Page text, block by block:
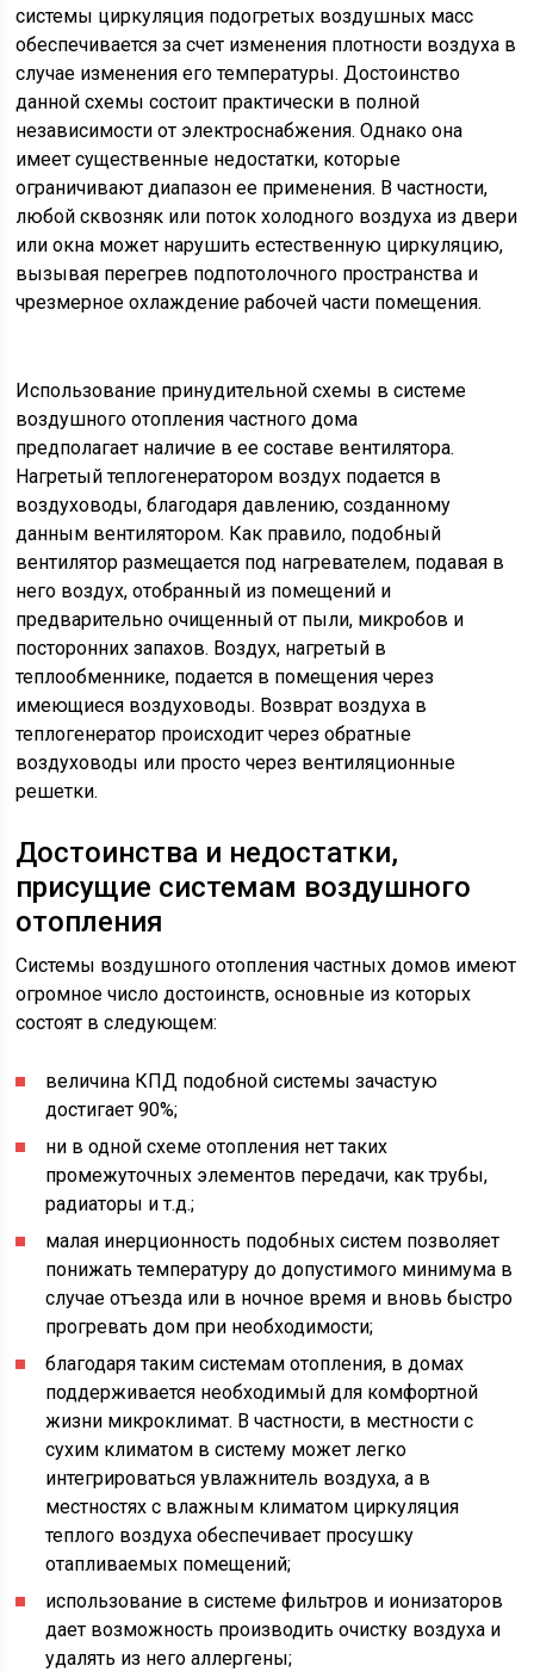
системы циркуляция подогретых воздушных масс
обеспечивается за счет изменения плотности воздуха в
случае изменения его температуры. Достоинство
данной схемы состоит практически в полной
независимости от электроснабжения. Однако она
имеет существенные недостатки, которые
ограничивают диапазон ее применения. В частности,
любой сквозняк или поток холодного воздуха из двери
или окна может нарушить естественную циркуляцию,
вызывая перегрев подпотолочного пространства и
чрезмерное охлаждение рабочей части помещения.
Использование принудительной схемы в системе
воздушного отопления частного дома
предполагает наличие в ее составе вентилятора.
Нагретый теплогенератором воздух подается в
воздуховоды, благодаря давлению, созданному
данным вентилятором. Как правило, подобный
вентилятор размещается под нагревателем, подавая в
него воздух, отобранный из помещений и
предварительно очищенный от пыли, микробов и
посторонних запахов. Воздух, нагретый в
теплообменнике, подается в помещения через
имеющиеся воздуховоды. Возврат воздуха в
теплогенератор происходит через обратные
воздуховоды или просто через вентиляционные
решетки.
Достоинства и недостатки,
присущие системам воздушного
отопления
Системы воздушного отопления частных домов имеют
огромное число достоинств, основные из которых
состоят в следующем:
величина КПД подобной системы зачастую
достигает 90%;
ни в одной схеме отопления нет таких
промежуточных элементов передачи, как трубы,
радиаторы и т.д.;
малая инерционность подобных систем позволяет
понижать температуру до допустимого минимума в
случае отъезда или в ночное время и вновь быстро
прогревать дом при необходимости;
благодаря таким системам отопления, в домах
поддерживается необходимый для комфортной
жизни микроклимат. В частности, в местности с
сухим климатом в систему может легко
интегрироваться увлажнитель воздуха, а в
местностях с влажным климатом циркуляция
теплого воздуха обеспечивает просушку
отапливаемых помещений;
использование в системе фильтров и ионизаторов
дает возможность производить очистку воздуха и
удалять из него аллергены;